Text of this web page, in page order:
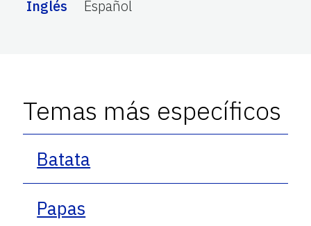
Inglés
Español
Temas más específicos
Batata
Papas